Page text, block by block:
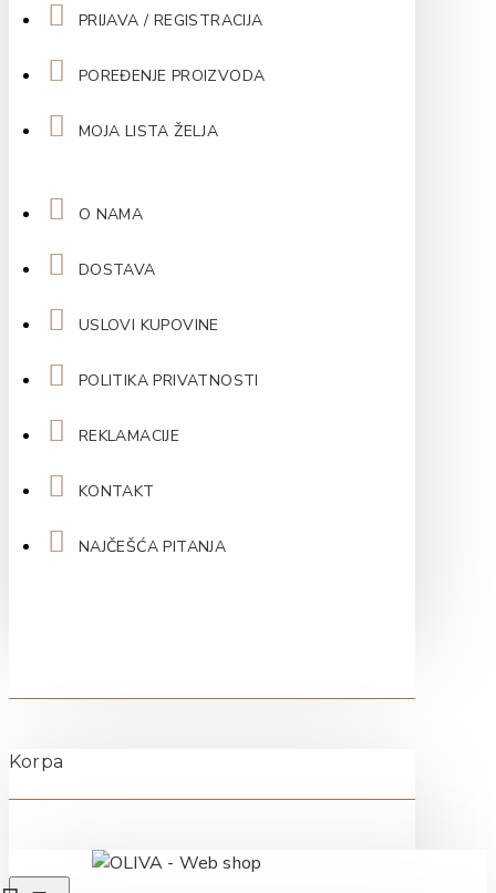
PRIJAVA / REGISTRACIJA
POREĐENJE PROIZVODA
MOJA LISTA ŽELJA
O NAMA
DOSTAVA
USLOVI KUPOVINE
POLITIKA PRIVATNOSTI
REKLAMACIJE
KONTAKT
NAJČEŠĆA PITANJA
Korpa